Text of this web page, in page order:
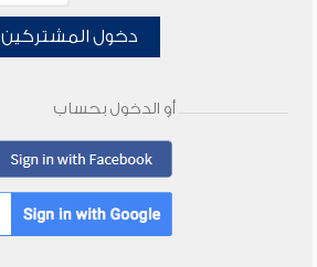
دخول المشتركين
أو الدخول بحساب